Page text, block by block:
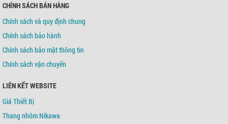
CHÍNH SÁCH BÁN HÀNG
Chính sách và quy định chung
Chính sách bảo hành
Chính sách bảo mật thông tin
Chính sách vận chuyển
LIÊN KẾT WEBSITE
Giá Thiết Bị
Thang nhôm Nikawa